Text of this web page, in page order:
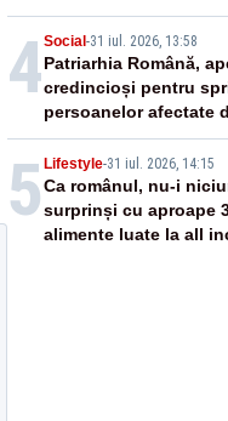
generația noastră nu
4Social-31 iul. 2026, 13:58
Patriarhia Română,
credincioși pentru
persoanelor afectate
distribuie apă celor
5 Lifestyle-31 iul. 2026, 14:15
Ca românul, nu-i
surprinși cu aproape
alimente luate la all